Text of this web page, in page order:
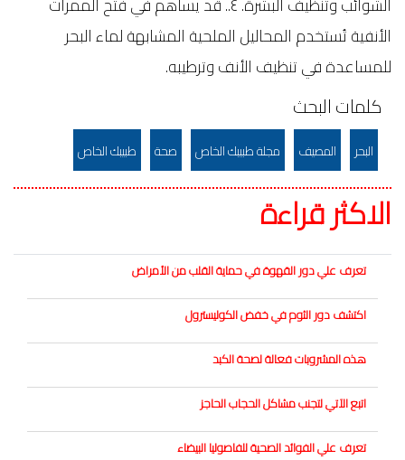
الأنفية تُستخدم المحاليل الملحية المشابهة لماء البحر
للمساعدة في تنظيف الأنف وترطيبه.
كلمات البحث
البحر المصيف مجلة طبيبك الخاص صحة طبيبك الخاص
الاكثر قراءة
تعرف علي دور القهوة في حماية القلب من الأمراض
اكتشف دور الثوم في خفض الكوليسترول
هذه المشروبات فعالة لصحة الكبد
اتبع الآتي لتجنب مشاكل الحجاب الحاجز
تعرف علي الفوائد الصحية للفاصوليا البيضاء